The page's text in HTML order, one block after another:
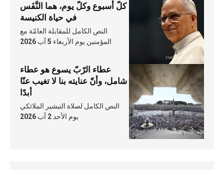
كلّ أسبوع وكلّ يوم، هما النَّفَس
في حياة الكنيسة
النص الكامل للمقابلة العامّة مع
المؤمنين يوم الأربعاء 5 آب 2026
عطاء الرّبّ يسوع هو عطاء
شامل، وأنّ عنايته بنا لا تغيب عنّا
أبدًا
النص الكامل لصلاة التبشير الملائكي
يوم الأحد 2 آب 2026